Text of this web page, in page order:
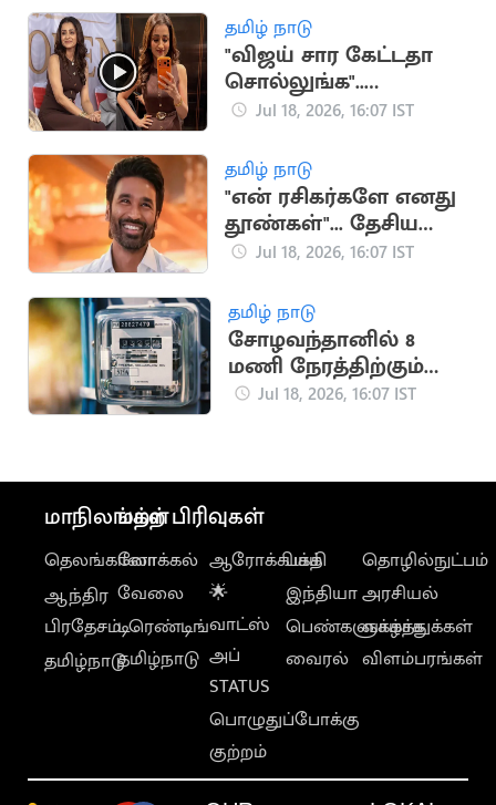
ஸ்ரீநாத்
தமிழ் நாடு
"விஜய் சார கேட்டதா
சொல்லுங்க"..
திரிஷாவை நோக்கி
ரசிகர்கள்
Jul 18, 2026, 16:07 IST
தமிழ் நாடு
"என் ரசிகர்களே எனது
தூண்கள்"... தேசிய
விருதுக்கு தனுஷ்
Jul 18, 2026, 16:07 IST
தமிழ் நாடு
சோழவந்தானில் 8
மணி நேரத்திற்கும்
மேலாக மின்தடை..
Jul 18, 2026, 16:07 IST
மாநிலங்கள்
தெலங்கானா
ஆந்திர
பிரதேசம்
தமிழ்நாடு
மற்ற பிரிவுகள்
லோக்கல்
வேலை
டிரெண்டிங்
தமிழ்நாடு
ஆரோக்கியம்
🌟
வாட்ஸ்
அப்
STATUS
பொழுதுப்போக்கு
குற்றம்
பக்தி
இந்தியா
பெண்களுக்காக
வைரல்
தொழில்நுட்பம்
அரசியல்
வாழ்த்துக்கள்
விளம்பரங்கள்